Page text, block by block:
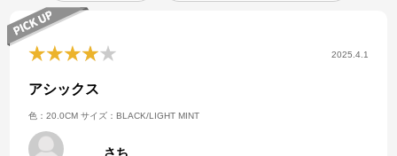
2025.4.1
アシックス
色：20.0CM サイズ：BLACK/LIGHT MINT
さち